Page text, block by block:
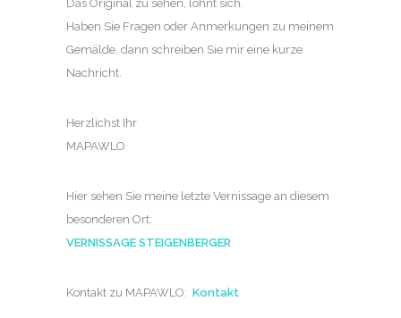
Das Original zu sehen, lohnt sich.
Haben Sie Fragen oder Anmerkungen zu meinem
Gemälde, dann schreiben Sie mir eine kurze
Nachricht.
Herzlichst Ihr
MAPAWLO
Hier sehen Sie meine letzte Vernissage an diesem
besonderen Ort:
VERNISSAGE STEIGENBERGER
Kontakt zu MAPAWLO: Kontakt